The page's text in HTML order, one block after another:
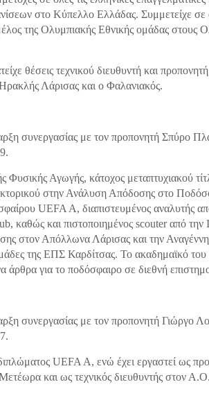
στο Κύπελλο Ελλάδας. Συμμετείχε σε
της Ολυμπιακής Εθνικής ομάδας στους
θέσεις τεχνικού διευθυντή και
Λάρισας και ο Φαλανιακός.
συνεργασίας με τον προπονητή Σπύρο
Φυσικής Αγωγής, κάτοχος μεταπτυχιακού
στην Ανάλυση Απόδοσης στο
UEFA A, διαπιστευμένος αναλυτής
καθώς και πιστοποιημένος scouter από την
στον Απόλλωνα Λάρισας και την
της ΕΠΣ Καρδίτσας. Το ακαδημαϊκό του
για το ποδόσφαιρο σε διεθνή
συνεργασίας με τον προπονητή Γιώργο
UEFA A, ενώ έχει εργαστεί ως
και ως τεχνικός διευθυντής στον Α.Ο.